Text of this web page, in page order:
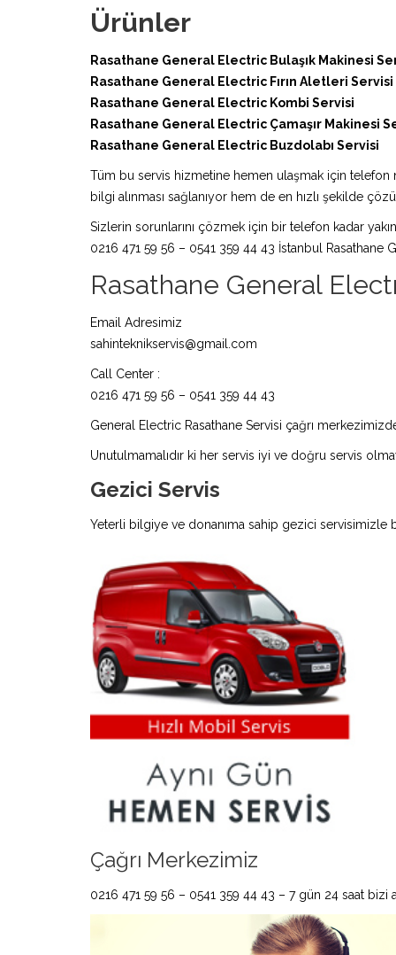
Ürünler
Rasathane General Electric Bulaşık Makinesi
Rasathane General Electric Fırın Aletleri Servisi
Rasathane General Electric Kombi Servisi
Rasathane General Electric Çamaşır Makinesi
Rasathane General Electric Buzdolabı Servisi
Tüm bu servis hizmetine hemen ulaşmak için telefon
bilgi alınması sağlanıyor hem de en hızlı şekilde
Sizlerin sorunlarını çözmek için bir telefon kadar
0216 471 59 56 – 0541 359 44 43 İstanbul Rasathane
Rasathane General
Email Adresimiz
sahinteknikservis@gmail.com
Call Center :
0216 471 59 56 – 0541 359 44 43
General Electric Rasathane Servisi çağrı
Unutulmamalıdır ki her servis iyi ve doğru servis
Gezici Servis
Yeterli bilgiye ve donanıma sahip gezici servisimizle
Çağrı Merkezimiz
0216 471 59 56 – 0541 359 44 43 – 7 gün 24 saat bizi